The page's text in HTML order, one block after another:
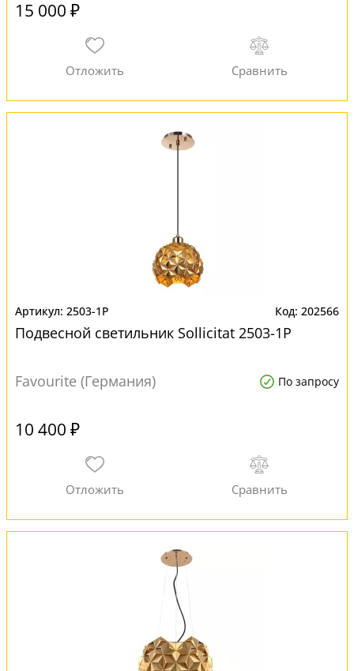
15 000 ₽
2503-1P 202566
Подвесной светильник Sollicitat 2503-1P
Favourite (Германия) По запросу
10 400 ₽